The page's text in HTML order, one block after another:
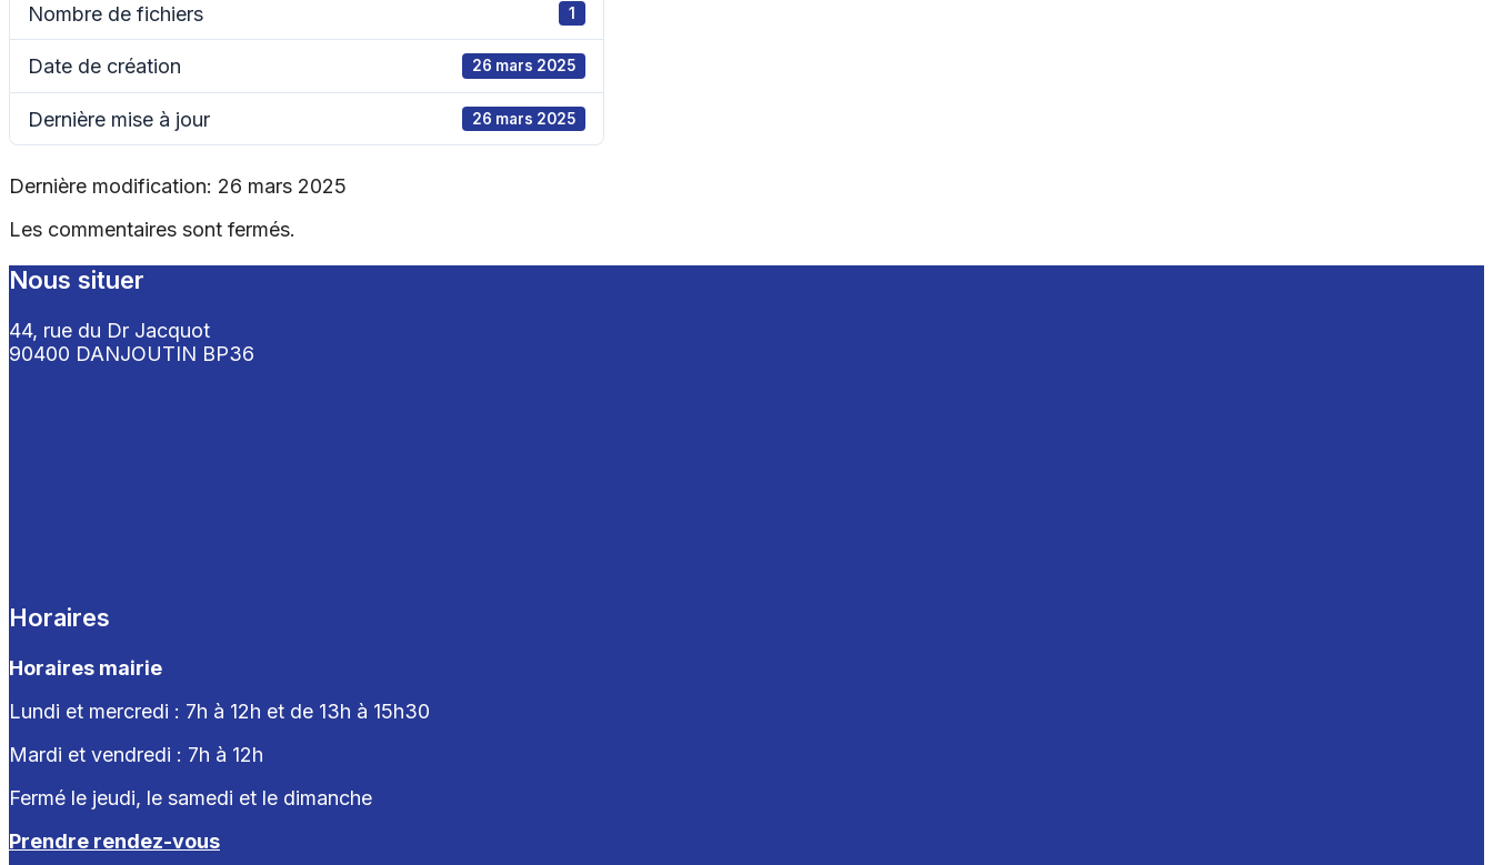
Nombre de fichiers 1
Date de création 26 mars 2025
Dernière mise à jour 26 mars 2025
Dernière modification: 26 mars 2025
Les commentaires sont fermés.
Nous situer
44, rue du Dr Jacquot
90400 DANJOUTIN BP36
Horaires
Horaires mairie
Lundi et mercredi : 7h à 12h et de 13h à 15h30
Mardi et vendredi : 7h à 12h
Fermé le jeudi, le samedi et le dimanche
Prendre rendez-vous